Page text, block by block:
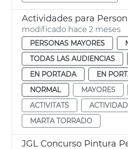
modificado hace 2 meses
PERSONAS MAYORES
TODAS LAS AUDIENCIAS
EN PORTADA
EN
NORMAL
MAYORES
ACTIVITATS
MARTA TORRADO